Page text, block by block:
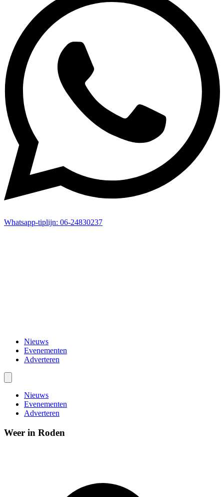
Whatsapp-tiplijn: 06-24830237
Nieuws
Evenementen
Adverteren
Nieuws
Evenementen
Adverteren
Weer in Roden